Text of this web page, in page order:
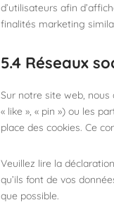
d’utilisateurs afin
finalités marketing
5.4 Réseaux
Sur notre site web,
« like », « pin ») ou les
place des cookies. Ce
Veuillez lire la
qu’ils font de vos
que possible.